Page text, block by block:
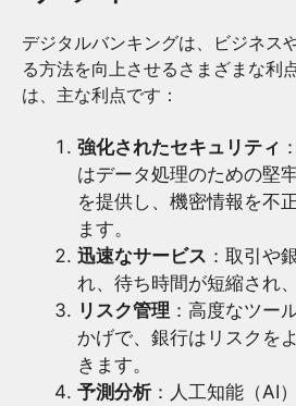
デジタルバンキングは、ビジネス
る方法を向上させるさまざまな利
は、主な利点です：
強化されたセキュリティ
はデータ処理のための堅
を提供し、機密情報を不
ます。
迅速なサービス ：取引や
れ、待ち時間が短縮され
リスク管理 ：高度なツー
かげで、銀行はリスクを
きます。
予測分析：人工知能（AI